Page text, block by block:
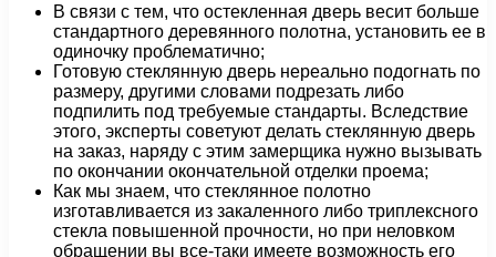
В связи с тем, что остекленная дверь весит больше
стандартного деревянного полотна, установить ее в
одиночку проблематично;
Готовую стеклянную дверь нереально подогнать по
размеру, другими словами подрезать либо
подпилить под требуемые стандарты. Вследствие
этого, эксперты советуют делать стеклянную дверь
на заказ, наряду с этим замерщика нужно вызывать
по окончании окончательной отделки проема;
Как мы знаем, что стеклянное полотно
изготавливается из закаленного либо триплексного
стекла повышенной прочности, но при неловком
обращении вы все-таки имеете возможность его